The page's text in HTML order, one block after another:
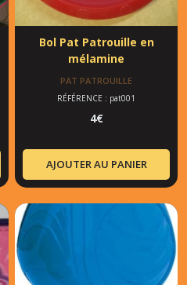
Bol Pat Patrouille en
mélamine
PAT PATROUILLE
RÉFÉRENCE : pat001
4€
AJOUTER AU PANIER